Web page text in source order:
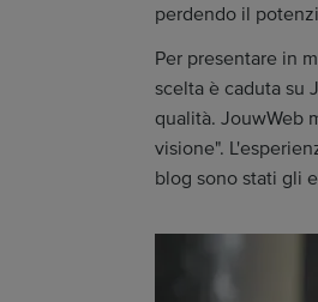
perdendo il
Per presentare in
scelta è caduta su
qualità. JouwWeb
visione".
blog sono stati gli